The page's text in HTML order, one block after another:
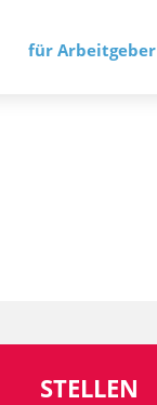
für Arbeitgeber
STELLEN